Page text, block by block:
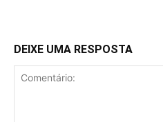
DEIXE UMA RESPOSTA